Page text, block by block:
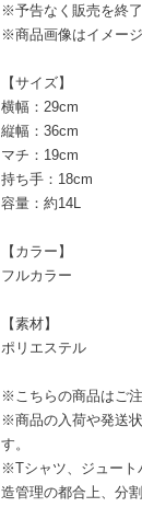
※予告なく販売を終
※商品画像はイメー
【サイズ】
横幅：29cm
縦幅：36cm
マチ：19cm
持ち手：18cm
容量：約14L
【カラー】
フルカラー
【素材】
ポリエステル
※こちらの商品はご
※商品の入荷や発送
す。
※Tシャツ、ジュート
造管理の都合上、分